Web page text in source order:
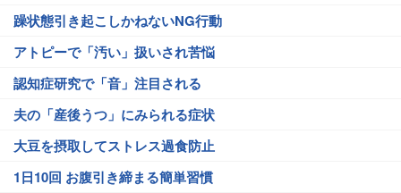
躁状態引き起こしかねないNG行動
アトピーで「汚い」扱いされ苦悩
認知症研究で「音」注目される
夫の「産後うつ」にみられる症状
大豆を摂取してストレス過食防止
1日10回 お腹引き締まる簡単習慣